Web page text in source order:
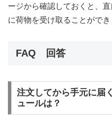
ージから確認しておくと、
に荷物を受け取ることができ
FAQ 回答
注文してから手元に届
ュールは？